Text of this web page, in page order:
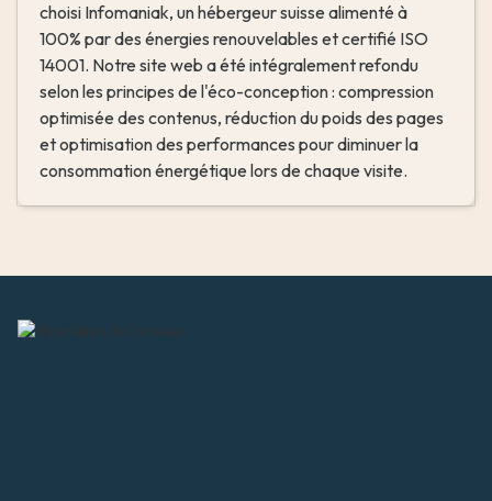
choisi Infomaniak, un hébergeur suisse alimenté à
100% par des énergies renouvelables et certifié ISO
14001. Notre site web a été intégralement refondu
selon les principes de l'éco-conception : compression
optimisée des contenus, réduction du poids des pages
et optimisation des performances pour diminuer la
consommation énergétique lors de chaque visite.